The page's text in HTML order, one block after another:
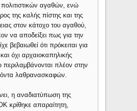
πολιτιστικών αγαθών, ενώ
της καλής πίστης και της
στον κάτοχο του αγαθού,
να αποδείξει πως για την
βεβαιωθεί ότι πρόκειται για
όχι αρχαιοκαπηλικής
περιλαμβάνονται πλέον στην
λαθρανασκαφών.
η αναδιατύπωση της
κρίθηκε απαραίτητη,